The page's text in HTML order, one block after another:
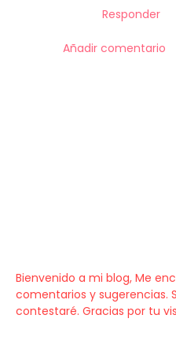
Responder
Añadir comentario
Bienvenido a mi blog, Me
comentarios y sugerencias.
contestaré. Gracias por tu